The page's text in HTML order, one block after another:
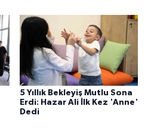
5 Yıllık Bekleyiş Mutlu Sona
Erdi: Hazar Ali İlk Kez 'Anne'
Dedi